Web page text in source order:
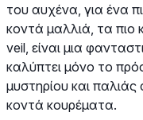
του αυχένα, για ένα
κοντά μαλλιά, τα
veil, είναι μια
καλύπτει μόνο το
μυστηρίου και παλιάς
κοντά κουρέματα.